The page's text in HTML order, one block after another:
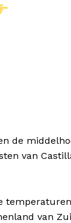
de
van
van